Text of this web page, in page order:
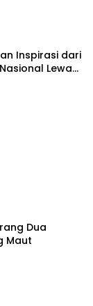
Inspirasi dari
Lewat
Dua
Maut